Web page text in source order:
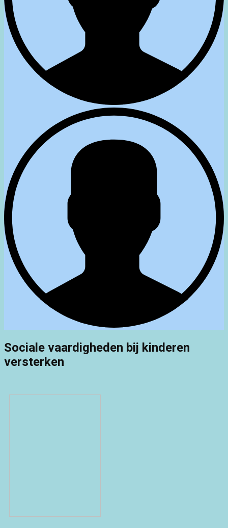
Sociale vaardigheden bij kinderen
versterken